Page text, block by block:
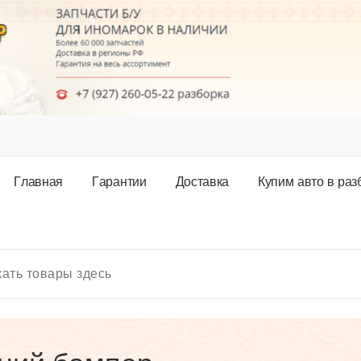
Главная Гарантии Доставка Купим авто в раз